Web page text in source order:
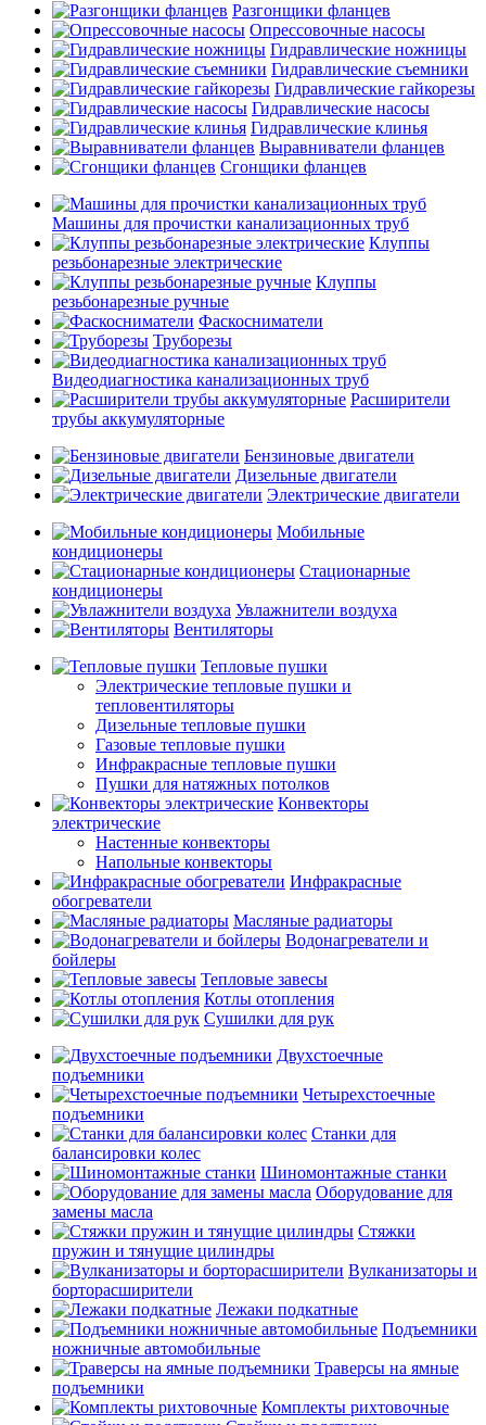
Разгонщики фланцев
Опрессовочные насосы
Гидравлические ножницы
Гидравлические съемники
Гидравлические гайкорезы
Гидравлические насосы
Гидравлические клинья
Выравниватели фланцев
Сгонщики фланцев
Машины для прочистки канализационных труб
Клуппы
резьбонарезные электрические
Клуппы
резьбонарезные ручные
Фаскосниматели
Труборезы
Видеодиагностика канализационных труб
Расширители
трубы аккумуляторные
Бензиновые двигатели
Дизельные двигатели
Электрические двигатели
Мобильные
кондиционеры
Стационарные
кондиционеры
Увлажнители воздуха
Вентиляторы
Тепловые пушки
Электрические тепловые пушки и
тепловентиляторы
Дизельные тепловые пушки
Газовые тепловые пушки
Инфракрасные тепловые пушки
Пушки для натяжных потолков
Конвекторы
электрические
Настенные конвекторы
Напольные конвекторы
Инфракрасные
обогреватели
Масляные радиаторы
Водонагреватели и
бойлеры
Тепловые завесы
Котлы отопления
Сушилки для рук
Двухстоечные
подъемники
Четырехстоечные
подъемники
Станки для
балансировки колес
Шиномонтажные станки
Оборудование для
замены масла
Стяжки
пружин и тянущие цилиндры
Вулканизаторы и
борторасширители
Лежаки подкатные
Подъемники
ножничные автомобильные
Траверсы на ямные
подъемники
Комплекты рихтовочные